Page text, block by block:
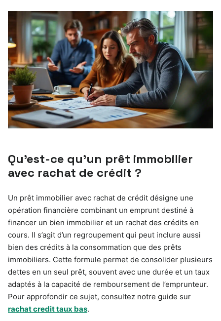
Qu’est-ce qu’un prêt immobilier
avec rachat de crédit ?
Un prêt immobilier avec rachat de crédit désigne une
opération financière combinant un emprunt destiné à
financer un bien immobilier et un rachat des crédits en
cours. Il s’agit d’un regroupement qui peut inclure aussi
bien des crédits à la consommation que des prêts
immobiliers. Cette formule permet de consolider plusieurs
dettes en un seul prêt, souvent avec une durée et un taux
adaptés à la capacité de remboursement de l’emprunteur.
Pour approfondir ce sujet, consultez notre guide sur
rachat credit taux bas.